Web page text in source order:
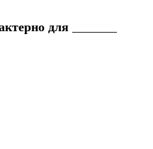
для _______